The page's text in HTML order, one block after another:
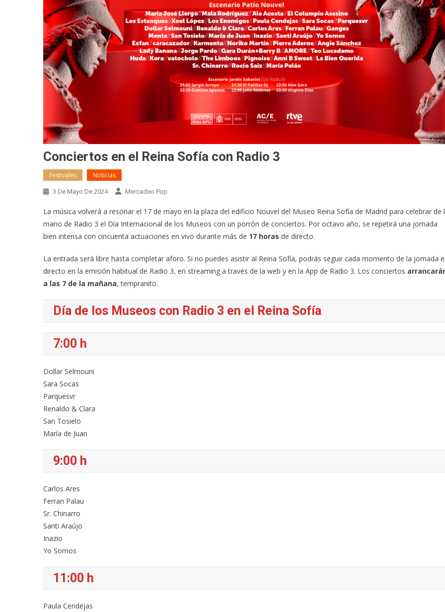
Conciertos en el Reina Sofía con Radio 3
Festivales Noticias
3 De Mayo De 2024 Mercadeo Pop
La música volverá a resonar el 17 de mayo en la plaza del edificio Nouvel del Museo Reina Sofía de Madrid para celebrar de
mano de Radio 3 el Día Internacional de los Museos con un porrón de conciertos. Por octavo año, se repetirá una jornada
bien intensa con cincuenta actuaciones en vivo durante más de 17 horas de directo.
La entrada será libre hasta completar aforo. Si no puedes asistir al Reina Sofía, podrás seguir cada momento de la jornada
directo en la emisión habitual de Radio 3, en streaming a través de la web y en la App de Radio 3. Los conciertos
a las 7 de la mañana, tempranito.
Día de los Museos con Radio 3 en el Reina Sofía
7:00 h
Dollar Selmouni
Sara Socas
Parquesvr
Renaldo & Clara
San Tosielo
María de Juan
9:00 h
Carlos Ares
Ferran Palau
Sr. Chinarro
Santi Araújo
Inazio
Yo Somos
11:00 h
Paula Cendejas